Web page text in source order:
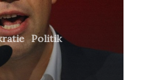
Politik